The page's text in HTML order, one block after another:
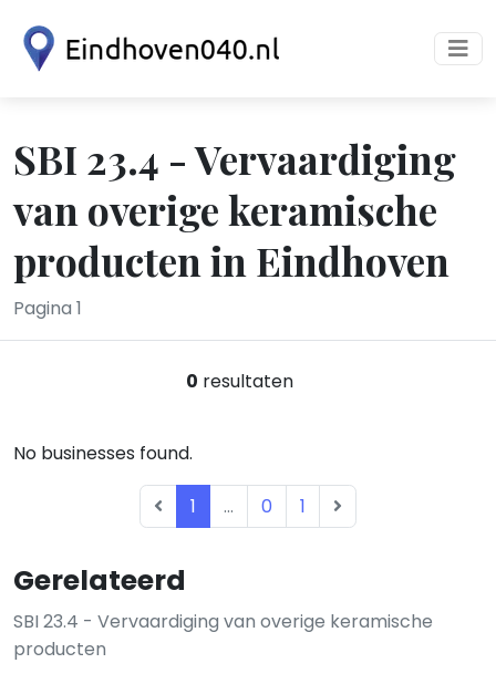
SBI 23.4 - Vervaardiging
van overige keramische
producten in Eindhoven
Pagina 1
Gerelateerd
SBI 23.4 - Vervaardiging van overige keramische
producten
0 resultaten
No businesses found.
1 ... 0 1